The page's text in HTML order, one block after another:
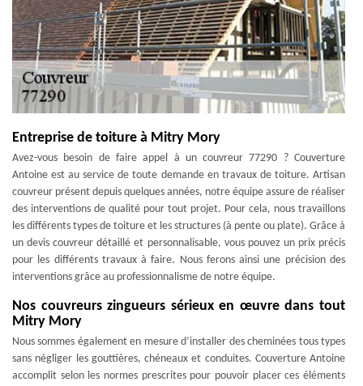
Entreprise de toiture à Mitry Mory
Avez-vous besoin de faire appel à un couvreur 77290 ? Couverture
Antoine est au service de toute demande en travaux de toiture. Artisan
couvreur présent depuis quelques années, notre équipe assure de réaliser
des interventions de qualité pour tout projet. Pour cela, nous travaillons
les différents types de toiture et les structures (à pente ou plate). Grâce à
un devis couvreur détaillé et personnalisable, vous pouvez un prix précis
pour les différents travaux à faire. Nous ferons ainsi une précision des
interventions grâce au professionnalisme de notre équipe.
Nos couvreurs zingueurs sérieux en œuvre dans tout
Mitry Mory
Nous sommes également en mesure d’installer des cheminées tous types
sans négliger les gouttières, chéneaux et conduites. Couverture Antoine
accomplit selon les normes prescrites pour pouvoir placer ces éléments